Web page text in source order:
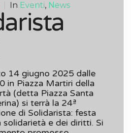
In Eventi, News
14 giugno 2025 dalle
in Piazza Martiri della
(detta Piazza Santa
si terrà la 24ª
di Solidarista: festa
solidarietà e dei diritti. Si